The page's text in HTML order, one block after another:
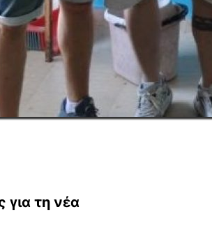
για τη νέα